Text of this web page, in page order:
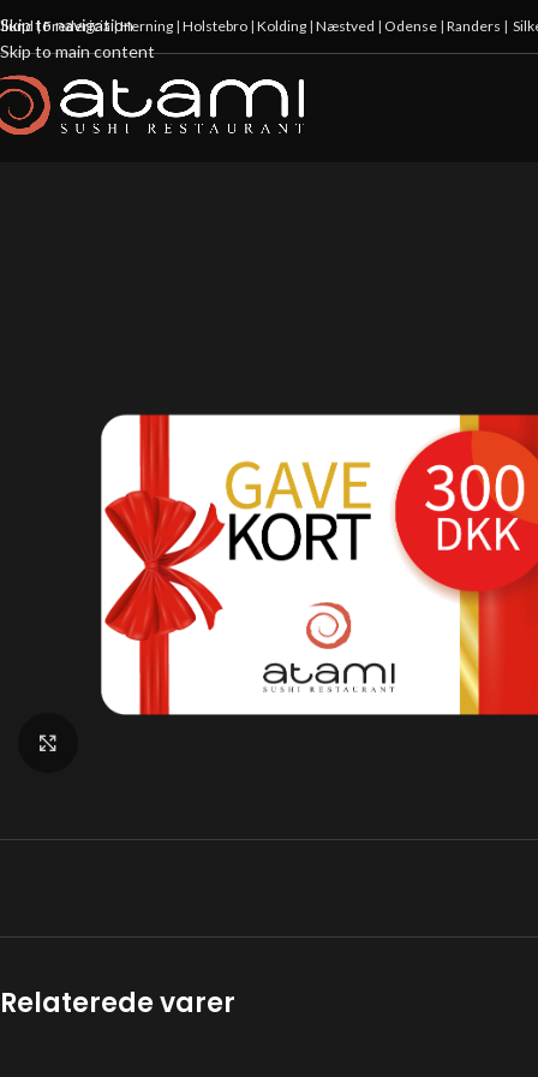
Skip to navigation
Skip to main content
|Fredericia|Herning | Holstebro | Kolding | Næstved | Odense | Randers |
Relaterede varer